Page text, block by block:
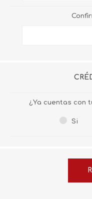
¿Ya cuentas con
Si